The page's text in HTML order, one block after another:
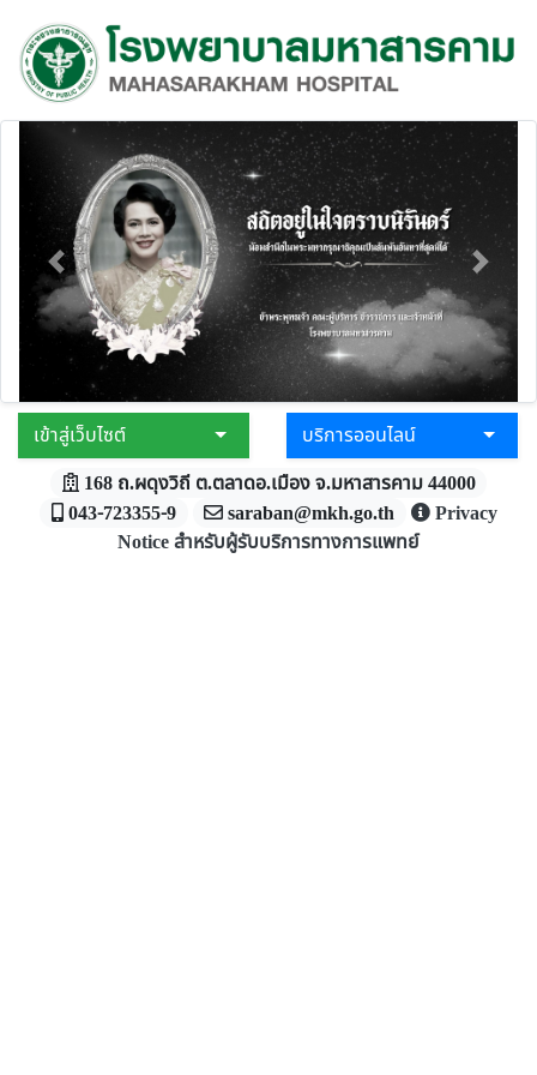
Previous Next
เข้าสู่เว็บไซต์ Toggle Dropdownบริการออนไลน์
168 ถ.ผดุงวิถี ต.ตลาดอ.เมือง จ.มหาสารคาม 44000
043-723355-9
saraban@mkh.go.th
Privacy
Notice สำหรับผู้รับบริการทางการแพทย์